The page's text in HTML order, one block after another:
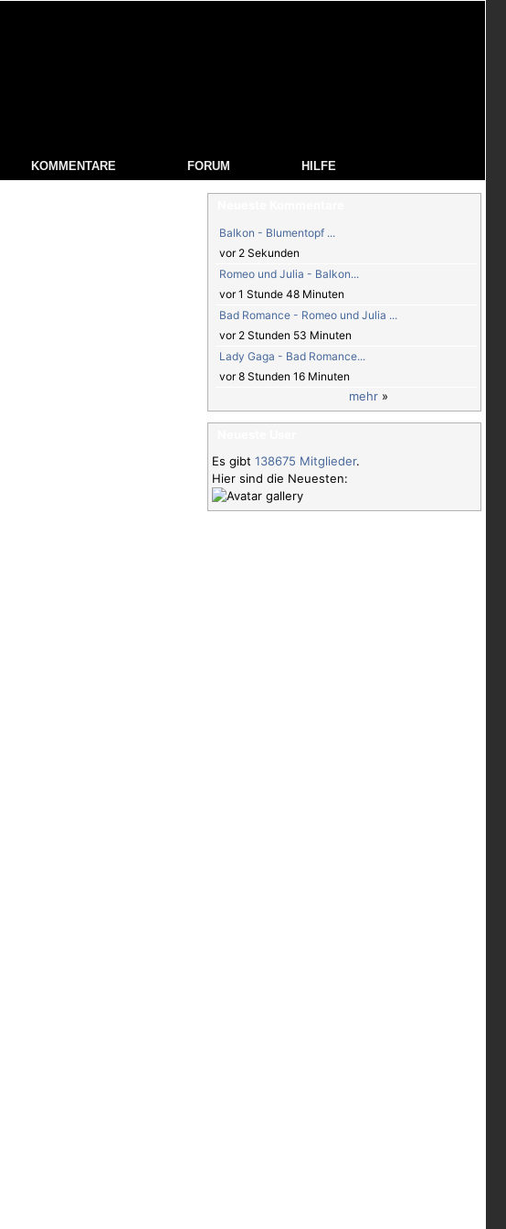
KOMMENTARE FORUM HILFE
Balkon - Blumentopf ...
vor 2 Sekunden
Romeo und Julia - Balkon...
vor 1 Stunde 48 Minuten
Bad Romance - Romeo und Julia ...
vor 2 Stunden 53 Minuten
Lady Gaga - Bad Romance...
vor 8 Stunden 16 Minuten
mehr »
Es gibt 138675 Mitglieder.
Hier sind die Neuesten: